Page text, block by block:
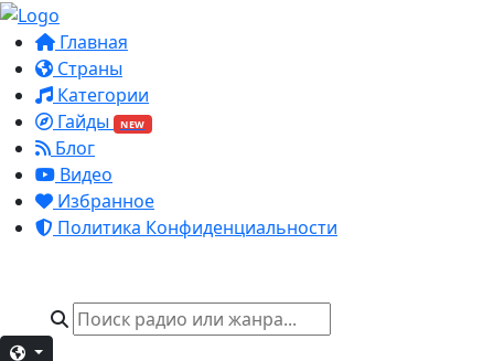
Главная
Страны
Категории
Гайды
NEW
Блог
Видео
Избранное
Политика Конфиденциальности